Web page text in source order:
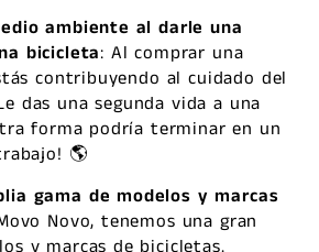
ambiente al darle una
bicicleta: Al comprar una
contribuyendo al cuidado del
das una segunda vida a una
forma podría terminar en un
🌎
gama de modelos y marcas
Novo, tenemos una gran
y marcas de bicicletas.